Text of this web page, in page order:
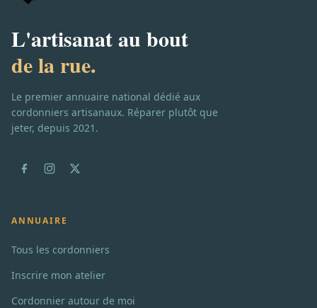
L'artisanat au bout
de la rue.
Le premier annuaire national dédié aux
cordonniers artisanaux. Réparer plutôt que
jeter, depuis 2021.
ANNUAIRE
Tous les cordonniers
Inscrire mon atelier
Cordonnier autour de moi